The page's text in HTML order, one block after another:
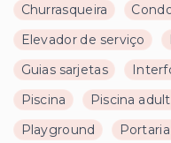
Churrasqueira
Elevador de serviço
Guias sarjetas
Piscina
Piscina
Playground